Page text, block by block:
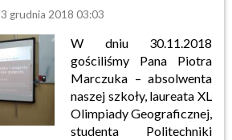
3 grudnia 2018 03:03
W dniu 30.11.2018
gościliśmy Pana Piotra
Marczuka – absolwenta
naszej szkoły, laureata XL
Olimpiady Geograficznej,
studenta Politechniki